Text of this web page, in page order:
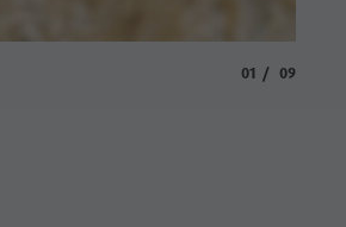
01 09